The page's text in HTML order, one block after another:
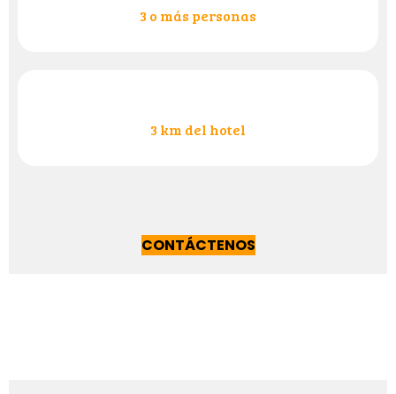
3 o más personas
3 km del hotel
CONTÁCTENOS